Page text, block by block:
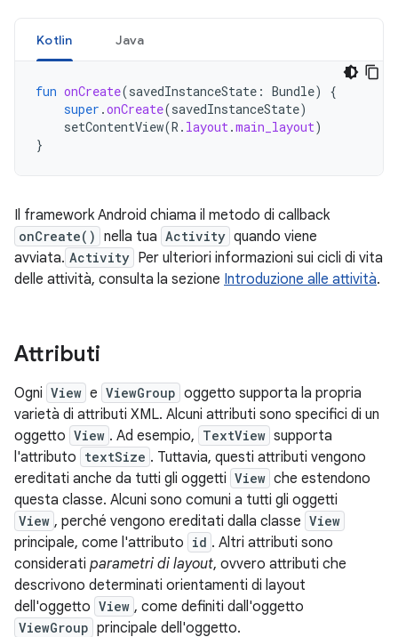
Kotlin Java
fun onCreate(savedInstanceState : Bundle)
{
super .onCreate(savedInstanceState)
setContentView(R . layout.main_layout)
}
Il framework Android chiama il metodo di callback
onCreate() nella tua Activity quando viene
avviata. Activity Per ulteriori informazioni sui cicli di vita
delle attività, consulta la sezione Introduzione alle attività.
Attributi
Ogni View e ViewGroup oggetto supporta la propria
varietà di attributi XML. Alcuni attributi sono specifici di un
oggetto View . Ad esempio, TextView supporta
l'attributo textSize . Tuttavia, questi attributi vengono
ereditati anche da tutti gli oggetti View che estendono
questa classe. Alcuni sono comuni a tutti gli oggetti
View , perché vengono ereditati dalla classe View
principale, come l'attributo id . Altri attributi sono
considerati parametri di layout, ovvero attributi che
descrivono determinati orientamenti di layout
dell'oggetto View , come definiti dall'oggetto
ViewGroup principale dell'oggetto.